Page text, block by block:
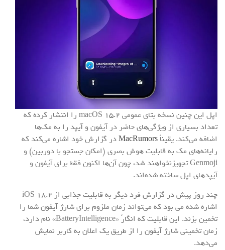
اپل این چنین نسخه بتای عمومی macOS 15.2 را انتشار کرده که
تعداد بسیاری از ویژگی‌های حاضر در آیفون و آیپد را به مک‌ها
اضافه می‌کند. یقیناًMacRumorsدر گزارش خود اشاره می‌کند که
رایانه‌های مک به قابلیت هوش بصری (امکان جستجو با دوربین) و
Genmoji تجهیزنخواهند شد، چون آن‌ها اکنون فقط برای آیفون و
آیپدهای اپل ساخته شده‌اند.
چند روز پیش در گزارش فرد دیگر به قابلیت جذابی از iOS 18.2
اشاره شده می بود که می‌تواند زمان ملزوم برای شارژ آیفون شما را
تخمین بزند. این قابلیت که انگارً «BatteryIntelligence» نام دارد،
زمان تخمینی شارژ آیفون را از طریق یک اعلان به کاربر نمایش
می‌دهد.